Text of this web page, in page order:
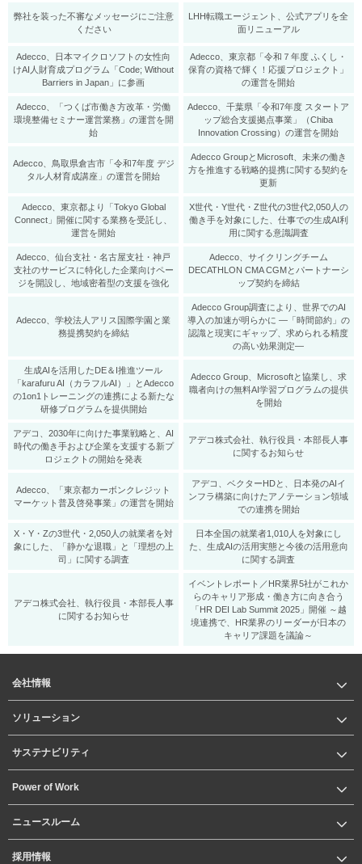
弊社を装った不審なメッセージにご注意
ください
LHH転職エージェント、公式アプリを全
面リニューアル
Adecco、日本マイクロソフトの女性向
けAI人財育成プログラム「Code; Without
Barriers in Japan」に参画
Adecco、東京都「令和７年度 ふくし・
保育の資格で輝く！応援プロジェクト」
の運営を開始
Adecco、「つくば市働き方改革・労働
環境整備セミナー運営業務」の運営を開
始
Adecco、千葉県「令和7年度 スタートア
ップ総合支援拠点事業」（Chiba
Innovation Crossing）の運営を開始
Adecco、鳥取県倉吉市「令和7年度 デジ
タル人材育成講座」の運営を開始
Adecco GroupとMicrosoft、未来の働き
方を推進する戦略的提携に関する契約を
更新
Adecco、東京都より「Tokyo Global
Connect」開催に関する業務を受託し、
運営を開始
X世代・Y世代・Z世代の3世代2,050人の
働き手を対象にした、仕事での生成AI利
用に関する意識調査
Adecco、仙台支社・名古屋支社・神戸
支社のサービスに特化した企業向けペー
ジを開設し、地域密着型の支援を強化
Adecco、サイクリングチーム
DECATHLON CMA CGMとパートナーシ
ップ契約を締結
Adecco、学校法人アリス国際学園と業
務提携契約を締結
Adecco Group調査により、世界でのAI
導入の加速が明らかに ―「時間節約」の
認識と現実にギャップ、求められる精度
の高い効果測定―
生成AIを活用したDE＆I推進ツール
「karafuru AI（カラフルAI）」とAdecco
の1on1トレーニングの連携による新たな
研修プログラムを提供開始
Adecco Group、Microsoftと協業し、求
職者向けの無料AI学習プログラムの提供
を開始
アデコ、2030年に向けた事業戦略と、AI
時代の働き手および企業を支援する新プ
ロジェクトの開始を発表
アデコ株式会社、執行役員・本部長人事
に関するお知らせ
Adecco、「東京都カーボンクレジット
マーケット普及啓発事業」の運営を開始
アデコ、ベクターHDと、日本発のAIイ
ンフラ構築に向けたアノテーション領域
での連携を開始
X・Y・Zの3世代・2,050人の就業者を対
象にした、「静かな退職」と「理想の上
司」に関する調査
日本全国の就業者1,010人を対象にし
た、生成AIの活用実態と今後の活用意向
に関する調査
アデコ株式会社、執行役員・本部長人事
に関するお知らせ
イベントレポート／HR業界5社がこれか
らのキャリア形成・働き方に向き合う
「HR DEI Lab Summit 2025」開催 ～越
境連携で、HR業界のリーダーが日本の
キャリア課題を議論～
会社情報
ソリューション
サステナビリティ
Power of Work
ニュースルーム
採用情報